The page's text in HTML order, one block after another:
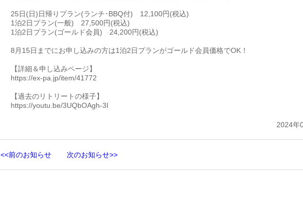
25日(日)日帰りプラン(ランチ･BBQ付) 12,100円(税込)
1泊2日プラン(一般) 27,500円(税込)
1泊2日プラン(ゴールド会員) 24,200円(税込)
8月15日までにお申し込みの方は1泊2日プランがゴールド会員価格でOK！
【詳細＆申し込みページ】
https://ex-pa.jp/item/41772
【過去のリトリートの様子】
https://youtu.be/3UQbOAgh-3I
2024年
<<前のお知らせ 次のお知らせ>>